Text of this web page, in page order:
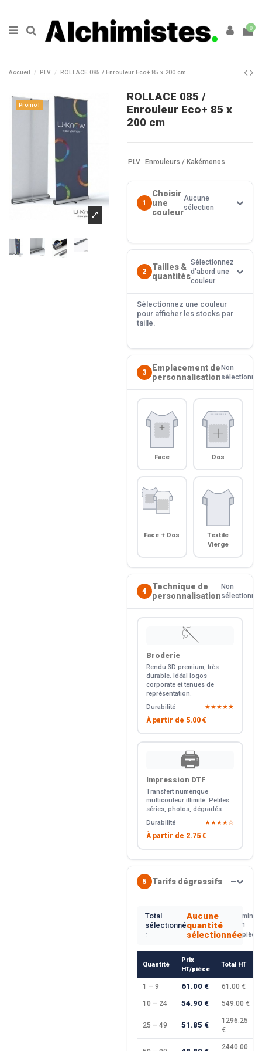
0
Accueil PLV ROLLACE 085 / Enrouleur Eco+ 85 x 200 cm
Promo !
ROLLACE 085 /
Enrouleur Eco+ 85 x
200 cm
PLV Enrouleurs / Kakémonos
1
Choisir
une
couleur
Aucune
sélection
2
Tailles &
quantités
Sélectionnez
d'abord une
couleur
Sélectionnez une couleur
pour afficher les stocks par
taille.
3
Emplacement de
personnalisation
Non
sélectionné
Face Dos
Face + Dos
Textile
Vierge
4
Technique de
personnalisation
Non
sélectionné
🪡
Broderie
Rendu 3D premium, très
durable. Idéal logos
corporate et tenues de
représentation.
Durabilité
★★★★★
À partir de 5.00 €
🖨️
Impression DTF
Transfert numérique
multicouleur illimité. Petites
séries, photos, dégradés.
Durabilité
★★★★☆
À partir de 2.75 €
5 Tarifs dégressifs —
Total
sélectionné
:
Aucune
quantité
sélectionnée
min.
1
pièce
Quantité
Prix
HT/pièce
Total HT
1 – 9 61.00 € 61.00 €
10 – 24 54.90 € 549.00 €
25 – 49 51.85 €
1296.25
€
2440.00